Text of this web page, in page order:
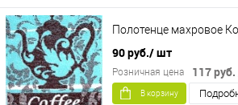
Полотенце махровое
90 руб./ шт
117 руб.
Розничная цена
В корзину